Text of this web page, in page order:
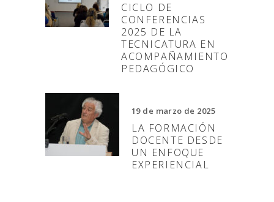
CICLO DE
CONFERENCIAS
2025 DE LA
TECNICATURA EN
ACOMPAÑAMIENTO
PEDAGÓGICO
19 de marzo de 2025
LA FORMACIÓN
DOCENTE DESDE
UN ENFOQUE
EXPERIENCIAL